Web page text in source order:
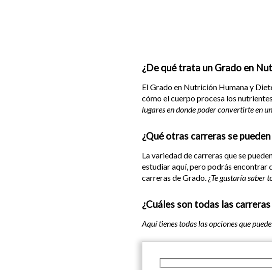
¿De qué trata un Grado en
El Grado en Nutrición Humana y
cómo el cuerpo procesa los nutrientes.
lugares en donde poder convertirte en un
¿Qué otras carreras se
La variedad de carreras que se
estudiar aquí, pero podrás encontrar
carreras de Grado. ¿Te gustaría saber
¿Cuáles son todas las
Aquí tienes todas las opciones que